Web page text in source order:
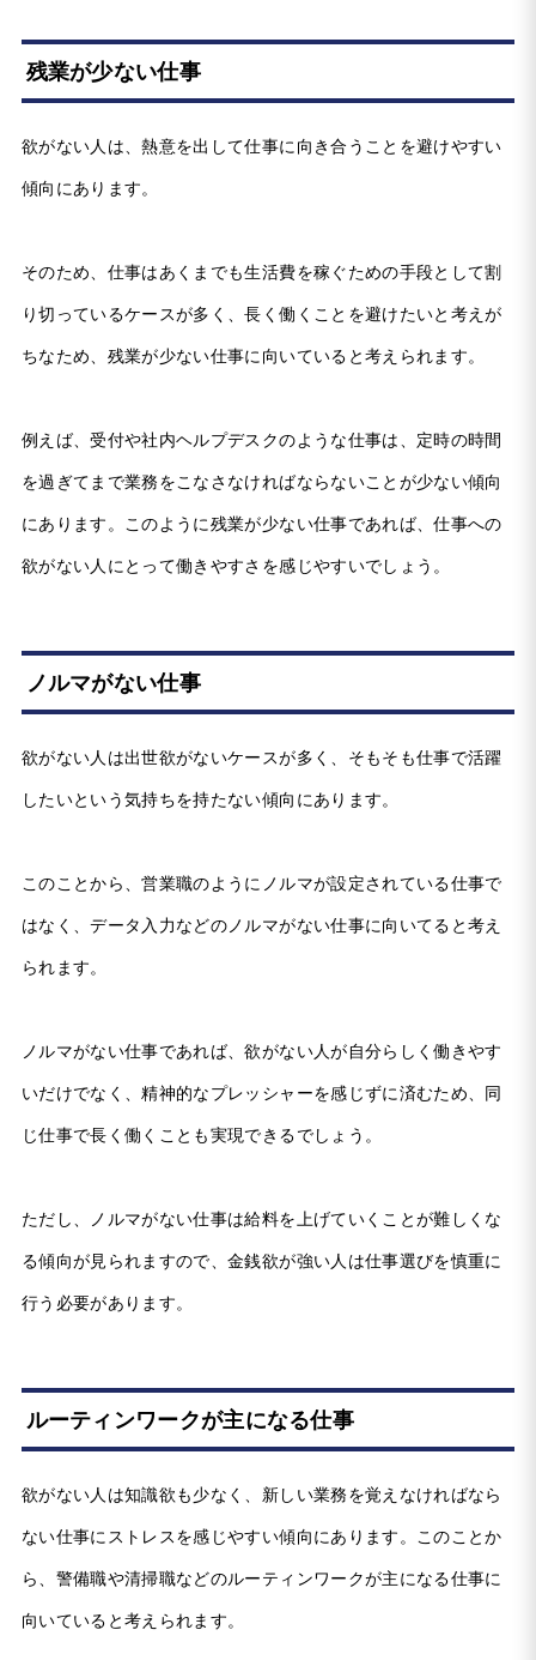
残業が少ない仕事
欲がない人は、熱意を出して仕事に向き合うことを避けやすい
傾向にあります。
そのため、仕事はあくまでも生活費を稼ぐための手段として割
り切っているケースが多く、長く働くことを避けたいと考えが
ちなため、残業が少ない仕事に向いていると考えられます。
例えば、受付や社内ヘルプデスクのような仕事は、定時の時間
を過ぎてまで業務をこなさなければならないことが少ない傾向
にあります。このように残業が少ない仕事であれば、仕事への
欲がない人にとって働きやすさを感じやすいでしょう。
ノルマがない仕事
欲がない人は出世欲がないケースが多く、そもそも仕事で活躍
したいという気持ちを持たない傾向にあります。
このことから、営業職のようにノルマが設定されている仕事で
はなく、データ入力などのノルマがない仕事に向いてると考え
られます。
ノルマがない仕事であれば、欲がない人が自分らしく働きやす
いだけでなく、精神的なプレッシャーを感じずに済むため、同
じ仕事で長く働くことも実現できるでしょう。
ただし、ノルマがない仕事は給料を上げていくことが難しくな
る傾向が見られますので、金銭欲が強い人は仕事選びを慎重に
行う必要があります。
ルーティンワークが主になる仕事
欲がない人は知識欲も少なく、新しい業務を覚えなければなら
ない仕事にストレスを感じやすい傾向にあります。このことか
ら、警備職や清掃職などのルーティンワークが主になる仕事に
向いていると考えられます。